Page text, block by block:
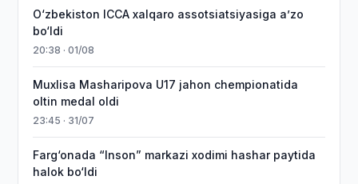
O‘zbekiston ICCA xalqaro assotsiatsiyasiga aʼzo
bo‘ldi
20:38 · 01/08
Muxlisa Masharipova U17 jahon chempionatida
oltin medal oldi
23:45 · 31/07
Farg‘onada “Inson” markazi xodimi hashar paytida
halok bo‘ldi